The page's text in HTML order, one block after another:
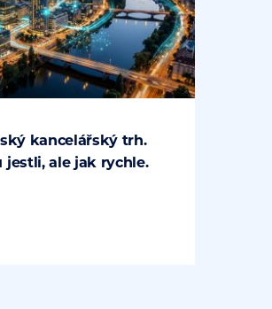
kancelářský trh.
jestli, ale jak rychle.